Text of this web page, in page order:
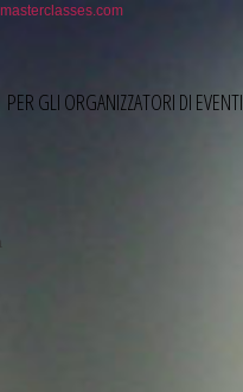
PER GLI ORGANIZZATORI DI EVENTI